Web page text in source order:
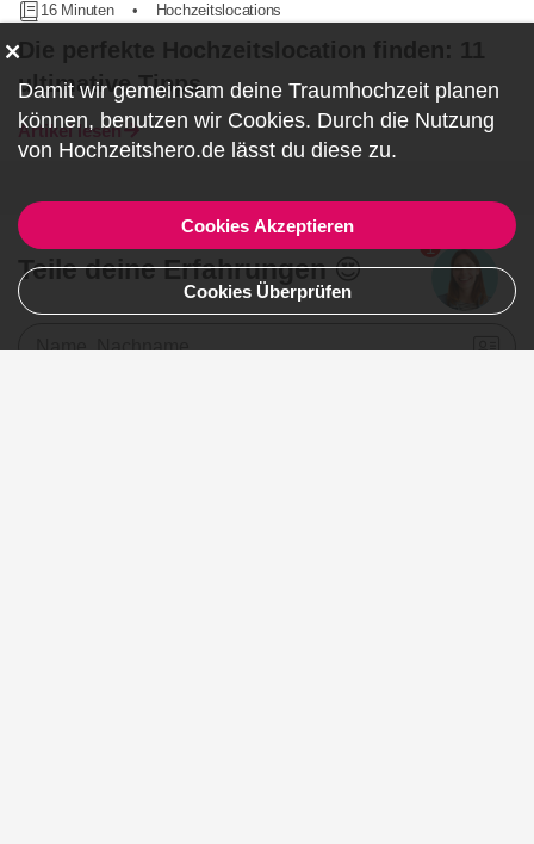
16 Minuten • Hochzeitslocations
Die perfekte Hochzeitslocation finden: 11
ultimative Tipps
Artikel lesen
Teile deine Erfahrungen 😍
Name, Nachname
Damit wir gemeinsam deine Traumhochzeit planen
können, benutzen wir Cookies. Durch die Nutzung
von Hochzeitshero.de lässt du diese zu.
Cookies Akzeptieren
Cookies Überprüfen
1